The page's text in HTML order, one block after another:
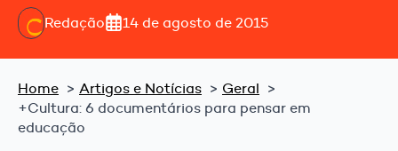
Redação 14 de agosto de 2015
Home Artigos e Notícias
Geral
+Cultura: 6 documentários para pensar em
educação